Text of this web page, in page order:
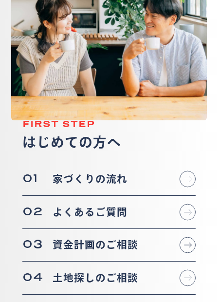
FIRST STEP
はじめての方へ
01 家づくりの流れ
02 よくあるご質問
03 資金計画のご相談
04 土地探しのご相談